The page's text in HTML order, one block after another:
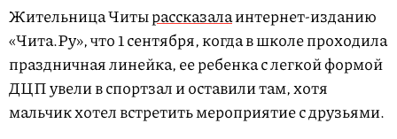
Жительница Читырассказалаинтернет-изданию
«Чита.Ру», что 1 сентября, когда в школе проходила
праздничная линейка, ее ребенка с легкой формой
ДЦП увели в спортзал и оставили там, хотя
мальчик хотел встретить мероприятие с друзьями.